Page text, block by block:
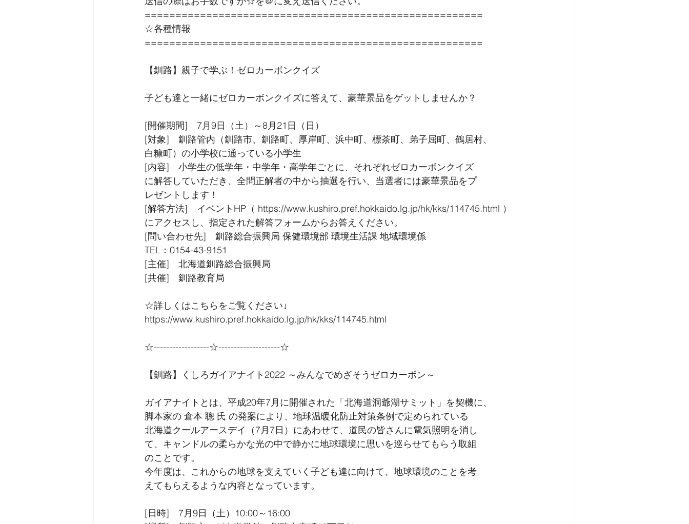
=======================================================
☆各種情報
=======================================================
【釧路】親子で学ぶ！ゼロカーボンクイズ
子ども達と一緒にゼロカーボンクイズに答えて、豪華景品をゲットしませんか？
[開催期間]　7月9日（土）～8月21日（日）
[対象]　釧路管内（釧路市、釧路町、厚岸町、浜中町、標茶町、弟子屈町、鶴居村、
白糠町）の小学校に通っている小学生
[内容]　小学生の低学年・中学年・高学年ごとに、それぞれゼロカーボンクイズ
に解答していただき、全問正解者の中から抽選を行い、当選者には豪華景品をプ
レゼントします！
[解答方法]　イベントHP（ https://www.kushiro.pref.hokkaido.lg.jp/hk/kks/114745.html ）
にアクセスし、指定された解答フォームからお答えください。
[問い合わせ先]　釧路総合振興局 保健環境部 環境生活課 地域環境係
TEL：0154-43-9151
[主催]　北海道釧路総合振興局
[共催]　釧路教育局
☆詳しくはこちらをご覧ください↓
https://www.kushiro.pref.hokkaido.lg.jp/hk/kks/114745.html
☆------------------☆--------------------☆
【釧路】くしろガイアナイト2022 ～みんなでめざそうゼロカーボン～
ガイアナイトとは、平成20年7月に開催された「北海道洞爺湖サミット」を契機に、
脚本家の 倉本 聰 氏 の発案により、地球温暖化防止対策条例で定められている
北海道クールアースデイ（7月7日）にあわせて、道民の皆さんに電気照明を消し
て、キャンドルの柔らかな光の中で静かに地球環境に思いを巡らせてもらう取組
のことです。
今年度は、これからの地球を支えていく子ども達に向けて、地球環境のことを考
えてもらえるような内容となっています。
[日時]　7月9日（土）10:00～16:00